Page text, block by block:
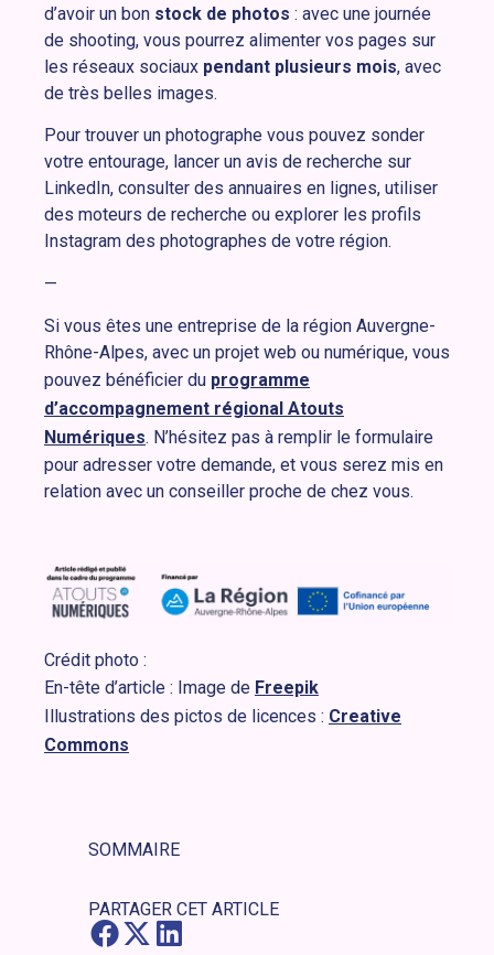
d’avoir un bon stock de photos : avec une journée
de shooting, vous pourrez alimenter vos pages sur
les réseaux sociaux pendant plusieurs mois, avec
de très belles images.
Pour trouver un photographe vous pouvez sonder
votre entourage, lancer un avis de recherche sur
LinkedIn, consulter des annuaires en lignes, utiliser
des moteurs de recherche ou explorer les profils
Instagram des photographes de votre région.
—
Si vous êtes une entreprise de la région Auvergne-
Rhône-Alpes, avec un projet web ou numérique, vous
pouvez bénéficier du programme
d’accompagnement régional Atouts
Numériques. N’hésitez pas à remplir le formulaire
pour adresser votre demande, et vous serez mis en
relation avec un conseiller proche de chez vous.
Crédit photo :
En-tête d’article : Image de Freepik
Illustrations des pictos de licences : Creative
Commons
SOMMAIRE
PARTAGER CET ARTICLE